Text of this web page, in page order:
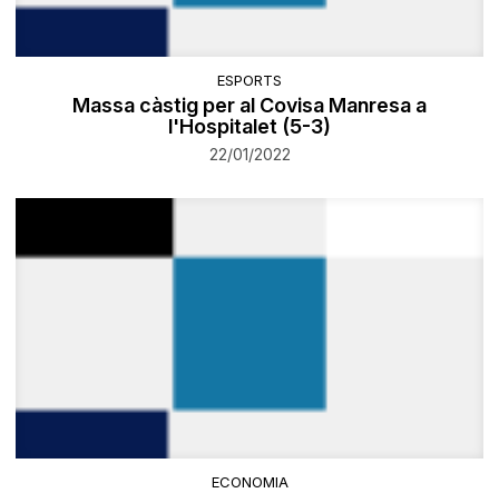
ESPORTS
Massa càstig per al Covisa Manresa a
l'Hospitalet (5-3)
22/01/2022
ECONOMIA